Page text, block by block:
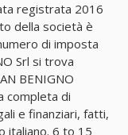
registrata 2016
della società è
di imposta
Srl si trova
BENIGNO
completa di
e finanziari, fatti,
italiano. 6 to 15